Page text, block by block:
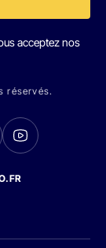
acceptez nos
réservés.